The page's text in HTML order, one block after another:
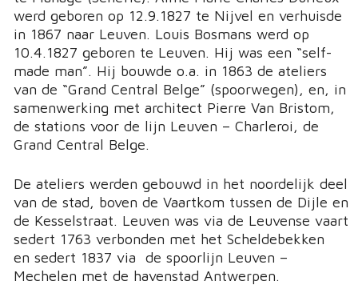
werd geboren op 12.9.1827 te Nijvel en verhuisde
in 1867 naar Leuven. Louis Bosmans werd op
10.4.1827 geboren te Leuven. Hij was een “self-
made man”. Hij bouwde o.a. in 1863 de ateliers
van de “Grand Central Belge” (spoorwegen), en, in
samenwerking met architect Pierre Van Bristom,
de stations voor de lijn Leuven – Charleroi, de
Grand Central Belge.
De ateliers werden gebouwd in het noordelijk deel
van de stad, boven de Vaartkom tussen de Dijle en
de Kesselstraat. Leuven was via de Leuvense vaart
sedert 1763 verbonden met het Scheldebekken
en sedert 1837 via de spoorlijn Leuven –
Mechelen met de havenstad Antwerpen.